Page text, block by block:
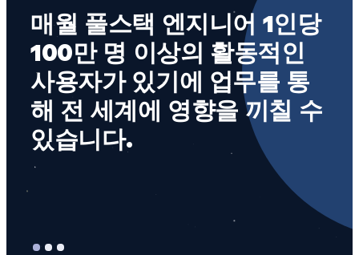
매월 풀스택 엔지니어 1인당
100만 명 이상의 활동적인
사용자가 있기에 업무를 통
해 전 세계에 영향을 끼칠 수
있습니다.